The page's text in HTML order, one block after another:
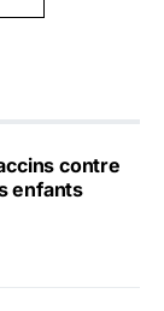
contre
enfants